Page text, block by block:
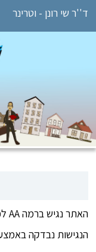
ד''ר שי רונן - וטרינר
האתר נגיש ברמה AA למעט תכנים המועלים על ידי המשתמשים.
הנגישות נבדקה